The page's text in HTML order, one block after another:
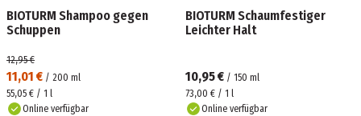
BIOTURM Shampoo gegen
Schuppen
11,01 € / 200 ml
12,95 €
55,05 € / 1 l
Online verfügbar
BIOTURM Schaumfestiger
Leichter Halt
10,95 € / 150 ml
73,00 € / 1 l
Online verfügbar